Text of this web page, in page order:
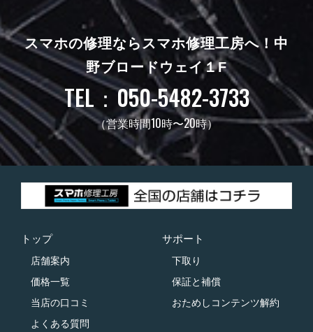
スマホの修理ならスマホ修理工房へ！ 中
野ブロードウェイ１F
TEL：050-5482-3733
（営業時間10時〜20時）
トップ
店舗案内
価格一覧
当店の口コミ
よくある質問
サポート
下取り
保証と補償
おためしコンテンツ解約